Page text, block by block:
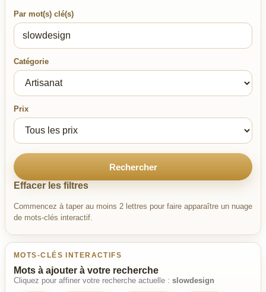
Par mot(s) clé(s)
Catégorie
Prix
Rechercher
Effacer les filtres
Commencez à taper au moins 2 lettres pour faire apparaître un nuage
de mots-clés interactif.
MOTS-CLÉS INTERACTIFS
Mots à ajouter à votre recherche
Cliquez pour affiner votre recherche actuelle : slowdesign